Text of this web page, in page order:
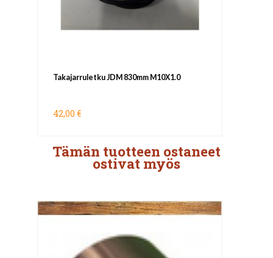
Takajarruletku JDM 830mm M10X1.0
42,00 €
Tämän tuotteen ostaneet
ostivat myös